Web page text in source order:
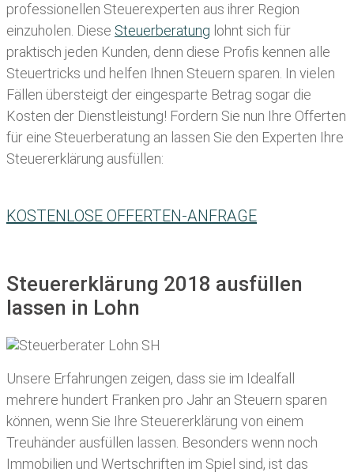
professionellen Steuerexperten aus ihrer Region
einzuholen. Diese Steuerberatung lohnt sich für
praktisch jeden Kunden, denn diese Profis kennen alle
Steuertricks und helfen Ihnen Steuern sparen. In vielen
Fällen übersteigt der eingesparte Betrag sogar die
Kosten der Dienstleistung! Fordern Sie nun Ihre Offerten
für eine Steuerberatung an lassen Sie den Experten Ihre
Steuererklärung ausfüllen:
KOSTENLOSE OFFERTEN-ANFRAGE
Steuererklärung 2018 ausfüllen
lassen in Lohn
Unsere Erfahrungen zeigen, dass sie im Idealfall
mehrere hundert Franken pro Jahr an Steuern sparen
können, wenn Sie Ihre Steuererklärung von einem
Treuhänder ausfüllen lassen . Besonders wenn noch
Immobilien und Wertschriften im Spiel sind, ist das